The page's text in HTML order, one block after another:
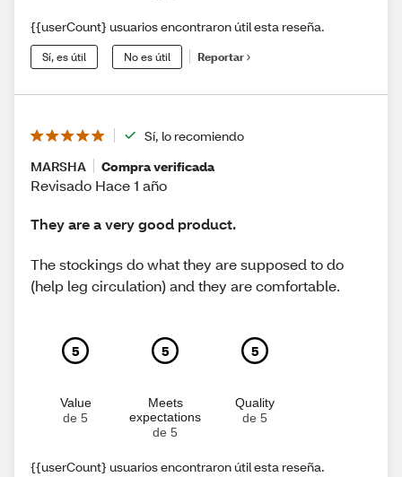
{{userCount} usuarios encontraron útil esta reseña.
Sí, es útil No es útil Reportar
Sí, lo recomiendo
MARSHA
Compra verificada
Revisado Hace 1 año
They are a very good product.
The stockings do what they are supposed to do
(help leg circulation) and they are comfortable.
5
Value
de 5
5
Meets
expectations
de 5
5
Quality
de 5
{{userCount} usuarios encontraron útil esta reseña.